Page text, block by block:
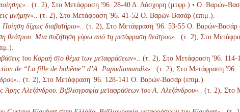
. (τ. 2), Στο Μετάφραση '96. 28-40 Δ. Δόσχορη (μτφρ.) • Ο. Βαρών-
μνήμην».
. (τ. 2), Στο Μετάφραση '96. 41-52 Ο. Βαρών-Βασάρ (επιμ.).
δίχως διαβατήριο».
. (τ. 2), Στο Μετάφραση '96. 53-55 Ο. Βαρών-Βασάρ
θεάτρου: Μια συζήτηση γύρω από τη μετάφραση θεάτρου».
. (τ. 2), Στο
του Κοραή στο θέμα των μεταφράσεων».
. (τ. 2), Στο Μετάφραση '96.
de “La fille de bohême” d’A. Papadiamandis».
. (τ. 2), Στο Μετάφραση
. (τ. 2), Στο Μετάφραση '96. 128-141 Ο. Βαρών-Βασάρ (επιμ.).
Άρης Αλεξάνδρου. Βιβλιογραφία μεταφράσεων του Α. Αλεξάνδρου».
. (τ. 2),